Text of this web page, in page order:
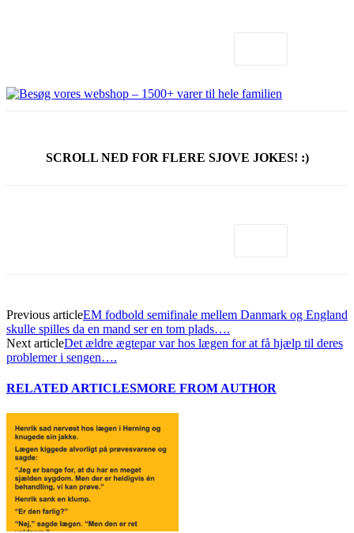
SCROLL NED FOR FLERE SJOVE JOKES! :)
Previous articleEM fodbold semifinale mellem Danmark og England
skulle spilles da en mand ser en tom plads….
Next articleDet ældre ægtepar var hos lægen for at få hjælp til deres
problemer i sengen….
RELATED ARTICLESMORE FROM AUTHOR